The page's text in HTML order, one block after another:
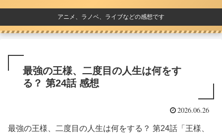
アニメ、ラノベ、ライブなどの感想です
最強の王様、二度目の人生は何をす
る？ 第24話 感想
2026.06.26
最強の王様、二度目の人生は何をする？ 第24話「王様、